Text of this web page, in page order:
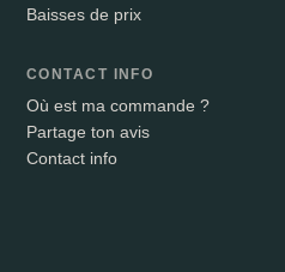
Baisses de prix
CONTACT INFO
Où est ma commande ?
Partage ton avis
Contact info